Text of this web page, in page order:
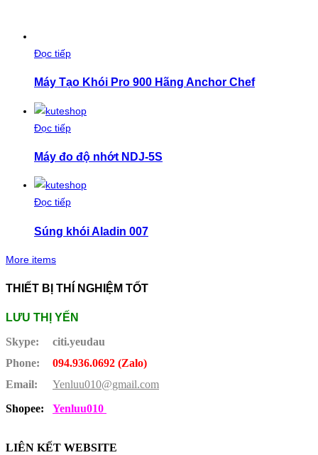
Đọc tiếp
Máy Tạo Khói Pro 900 Hãng Anchor Chef
Đọc tiếp
Máy đo độ nhớt NDJ-5S
Đọc tiếp
Súng khói Aladin 007
More items
THIẾT BỊ THÍ NGHIỆM TỐT
LƯU THỊ YẾN
Skype:
citi.yeudau
Phone:
094.936.0692 (Zalo)
Email:
Yenluu010@gmail.com
Shopee:
Yenluu010
LIÊN KẾT WEBSITE